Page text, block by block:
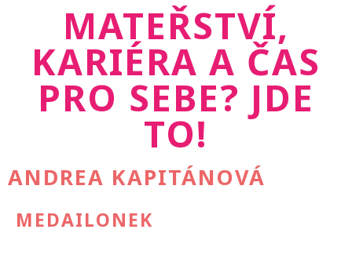
MATEŘSTVÍ,
KARIÉRA A ČAS
PRO SEBE? JDE
TO!
ANDREA KAPITÁNOVÁ
MEDAILONEK